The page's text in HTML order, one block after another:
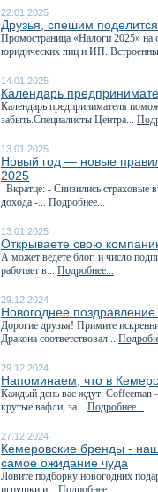
22.01.2025
Друзья, спешим
Промостраница «Налоги 2025» на
юридических лиц и ИП.
14.01.2025
Календарь
Календарь предпринимателя
забыть.Специалисты Центра...
13.01.2025
Новый год — новые
2025
Вкратце: - Снизились страховые
дохода -... Подробнее...
13.01.2025
Открываете свою
А может ведете блог, и число
работает в... Подробнее...
29.12.2024
Новогоднее
Дорогие друзья! Примите
Дракона соответствовал...
29.12.2024
Напоминаем, что в
Каждый день вас ждут: Coffeeman
крутые вафли, за... Подробнее...
27.12.2024
Кемеровские бренды -
самое ожидание чуда
Ловите подборку новогодних
игрушки и... Подробнее...